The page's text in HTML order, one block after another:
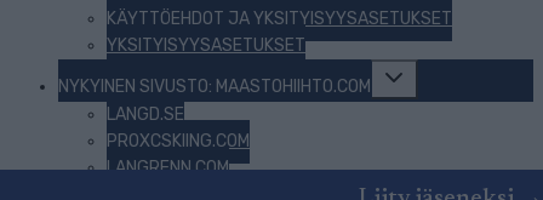
KÄYTTÖEHDOT JA YKSITYISYYSASETUKSET
YKSITYISYYSASETUKSET
NYKYINEN SIVUSTO: MAASTOHIIHTO.COM
Toggle
menu
LANGD.SE
PROXCSKIING.COM
LANGRENN.COM